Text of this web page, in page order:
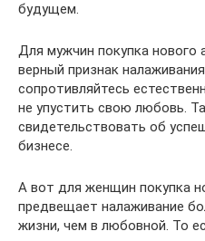
будущем.
Для мужчин покупка нового
верный признак
сопротивляйтесь
не упустить свою любовь.
свидетельствовать об
бизнесе.
А вот для женщин покупка
предвещает налаживание
жизни, чем в любовной. То